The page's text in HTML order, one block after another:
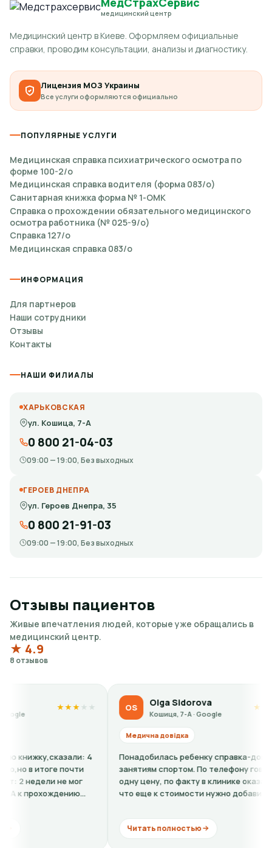
медицинский центр
Медицинский центр в Киеве. Оформляем официальные
справки, проводим консультации, анализы и диагностику.
Лицензия МОЗ Украины
Все услуги оформляются официально
ПОПУЛЯРНЫЕ УСЛУГИ
Медицинская справка психиатрического осмотра по
форме 100-2/о
Медицинская справка водителя (форма 083/о)
Санитарная книжка форма № 1-ОМК
Справка о прохождении обязательного медицинского
осмотра работника (№ 025-9/о)
Справка 127/о
Медицинская справка 083/о
ИНФОРМАЦИЯ
Для партнеров
Наши сотрудники
Отзывы
Контакты
НАШИ ФИЛИАЛЫ
ХАРЬКОВСКАЯ
ул. Кошица, 7-А
0 800 21-04-03
09:00 — 19:00, Без выходных
ГЕРОЕВ ДНЕПРА
ул. Героев Днепра, 35
0 800 21-91-03
09:00 — 19:00, Без выходных
Отзывы пациентов
Живые впечатления людей, которые уже обращались в
медицинский центр.
★ 4.9
8 отзывов
4
OS Olga Sidorova
Кошиця, 7-А · Google
★★★★
Понадобилась ребенку справка-допуск к
занятиям спортом. По телефону говорили
одну цену, по факту в клинике оказалось,
что еще к стоимости нужно добавить
Читать полностью
KP
Все
О. -